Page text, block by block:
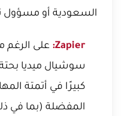
السعودية أو
Zapier: على الرغم
كبيرًا في أتمتة
المفضلة (بما في